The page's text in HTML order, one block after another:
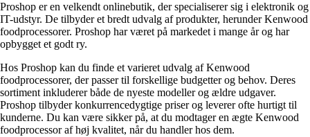
Proshop er en velkendt onlinebutik, der specialiserer sig i elektronik og
IT-udstyr. De tilbyder et bredt udvalg af produkter, herunder Kenwood
foodprocessorer. Proshop har været på markedet i mange år og har
opbygget et godt ry.
Hos Proshop kan du finde et varieret udvalg af Kenwood
foodprocessorer, der passer til forskellige budgetter og behov. Deres
sortiment inkluderer både de nyeste modeller og ældre udgaver.
Proshop tilbyder konkurrencedygtige priser og leverer ofte hurtigt til
kunderne. Du kan være sikker på, at du modtager en ægte Kenwood
foodprocessor af høj kvalitet, når du handler hos dem.